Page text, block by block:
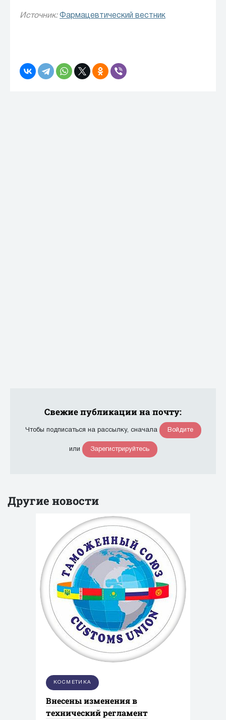
Источник: Фармацевтический вестник
Свежие публикации на почту:
Чтобы подписаться на рассылку, сначала Войдите
или Зарегистрируйтесь
Другие новости
КОСМЕТИКА
Внесены изменения в
технический регламент